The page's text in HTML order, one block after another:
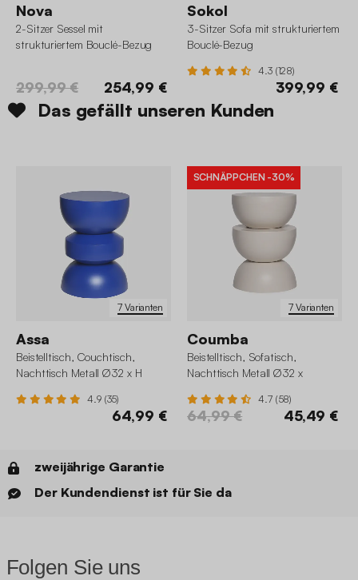
Nova
2-Sitzer Sessel mit
strukturiertem Bouclé-Bezug
299,99 € 254,99 €
Sokol
3-Sitzer Sofa mit strukturiertem
Bouclé-Bezug
4.3 (128)
399,99 €
Das gefällt unseren Kunden
7 Varianten
Assa
Beistelltisch, Couchtisch,
Nachttisch Metall Ø32 x H
4.9 (35)
64,99 €
7 Varianten
SCHNÄPPCHEN -30%
Coumba
Beistelltisch, Sofatisch,
Nachttisch Metall Ø32 x
4.7 (58)
64,99 € 45,49 €
zweijährige Garantie
Der Kundendienst ist für Sie da
Folgen Sie uns